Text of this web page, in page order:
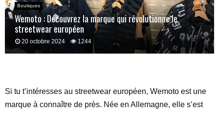
Boutiques
Wemoto : Découvrez la marque qui révolutionne le
streetwear européen
20 octobre 2024 1244
Si tu t’intéresses au streetwear européen, Wemoto est une
marque à connaître de près. Née en Allemagne, elle s’est